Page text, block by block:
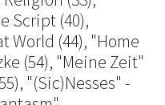
Script (40),
World (44), "Home
(54), "Meine Zeit"
"(Sic)Nesses" -